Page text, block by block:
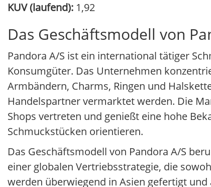
KUV (laufend): 1,92
Das Geschäftsmodell von
Pandora A/S ist ein international tätiger
Konsumgüter. Das Unternehmen
Armbändern, Charms, Ringen und
Handelspartner vermarktet werden. Die
Shops vertreten und genießt eine hohe
Schmuckstücken orientieren.
Das Geschäftsmodell von Pandora A/S
einer globalen Vertriebsstrategie, die
werden überwiegend in Asien gefertigt